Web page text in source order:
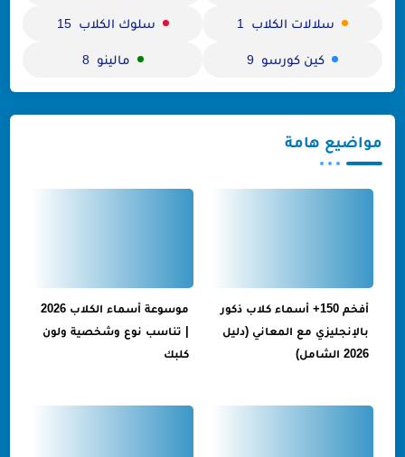
سلالات الكلاب 1 سلوك الكلاب 15
كين كورسو 9 مالينو 8
مواضيع هامة
أفخم 150+ أسماء كلاب ذكور
بالإنجليزي مع المعاني (دليل
2026 الشامل)
موسوعة أسماء الكلاب 2026
| تناسب نوع وشخصية ولون
كلبك